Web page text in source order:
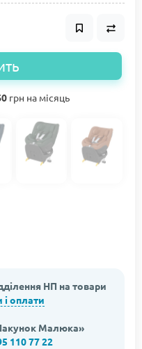
грн на місяць
НП на товари
оплати
Малюка»
110 77 22